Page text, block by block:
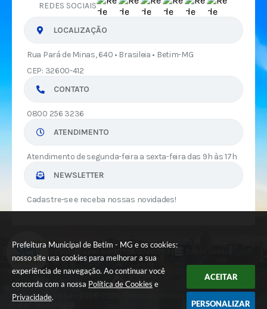
Prefeitura Municipal de Betim - MG e os cookies:
nosso site usa cookies para melhorar a sua
experiência de navegação. Ao continuar você
concorda com a nossa Política de Cookies e
Privacidade.
ACEITAR
PERSONALIZAR
REDES SOCIAIS
LOCALIZAÇÃO
Rua Pará de Minas, 640 • Brasileia • Betim-MG
CEP: 32600-412
CONTATO
0800 256 3236
ATENDIMENTO
Atendimento de segunda-feira a sexta-feira das 9h às 17h
NEWSLETTER
Cadastre-se e receba nossas novidades!
Versão do Sistema:3.5.3 - 19/06/2026
Portal atualizado em:
© Copyright Instar - 2006-2026. Todos os direitos reservados -